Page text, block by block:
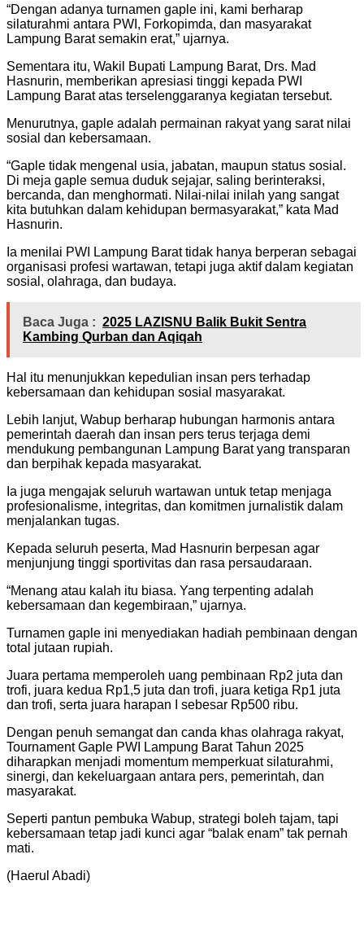
“Dengan adanya turnamen gaple ini, kami berharap
silaturahmi antara PWI, Forkopimda, dan masyarakat
Lampung Barat semakin erat,” ujarnya.
Sementara itu, Wakil Bupati Lampung Barat, Drs. Mad
Hasnurin, memberikan apresiasi tinggi kepada PWI
Lampung Barat atas terselenggaranya kegiatan tersebut.
Menurutnya, gaple adalah permainan rakyat yang sarat nilai
sosial dan kebersamaan.
“Gaple tidak mengenal usia, jabatan, maupun status sosial.
Di meja gaple semua duduk sejajar, saling berinteraksi,
bercanda, dan menghormati. Nilai-nilai inilah yang sangat
kita butuhkan dalam kehidupan bermasyarakat,” kata Mad
Hasnurin.
Ia menilai PWI Lampung Barat tidak hanya berperan sebagai
organisasi profesi wartawan, tetapi juga aktif dalam kegiatan
sosial, olahraga, dan budaya.
Baca Juga : 2025 LAZISNU Balik Bukit Sentra
Kambing Qurban dan Aqiqah
Hal itu menunjukkan kepedulian insan pers terhadap
kebersamaan dan kehidupan sosial masyarakat.
Lebih lanjut, Wabup berharap hubungan harmonis antara
pemerintah daerah dan insan pers terus terjaga demi
mendukung pembangunan Lampung Barat yang transparan
dan berpihak kepada masyarakat.
Ia juga mengajak seluruh wartawan untuk tetap menjaga
profesionalisme, integritas, dan komitmen jurnalistik dalam
menjalankan tugas.
Kepada seluruh peserta, Mad Hasnurin berpesan agar
menjunjung tinggi sportivitas dan rasa persaudaraan.
“Menang atau kalah itu biasa. Yang terpenting adalah
kebersamaan dan kegembiraan,” ujarnya.
Turnamen gaple ini menyediakan hadiah pembinaan dengan
total jutaan rupiah.
Juara pertama memperoleh uang pembinaan Rp2 juta dan
trofi, juara kedua Rp1,5 juta dan trofi, juara ketiga Rp1 juta
dan trofi, serta juara harapan I sebesar Rp500 ribu.
Dengan penuh semangat dan canda khas olahraga rakyat,
Tournament Gaple PWI Lampung Barat Tahun 2025
diharapkan menjadi momentum memperkuat silaturahmi,
sinergi, dan kekeluargaan antara pers, pemerintah, dan
masyarakat.
Seperti pantun pembuka Wabup, strategi boleh tajam, tapi
kebersamaan tetap jadi kunci agar “balak enam” tak pernah
mati.
(Haerul Abadi)